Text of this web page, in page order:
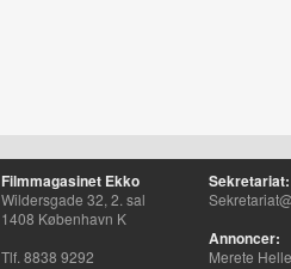
Filmmagasinet Ekko
Wildersgade 32, 2. sal
1408 København K
Tlf. 8838 9292
Sekretariat:
Annoncer:
Merete